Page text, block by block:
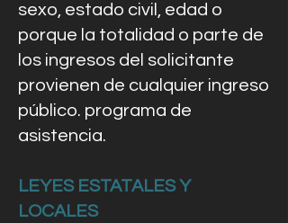
sexo, estado civil, edad o
porque la totalidad o parte de
los ingresos del solicitante
provienen de cualquier ingreso
público. programa de
asistencia.
LEYES ESTATALES Y
LOCALES